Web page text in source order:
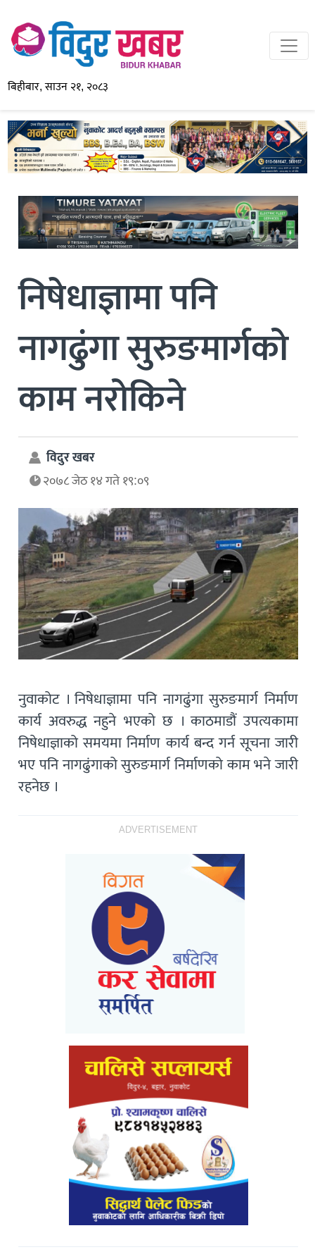
बिहीबार, साउन २१, २०८३
निषेधाज्ञामा पनि
नागढुंगा सुरुङमार्गको
काम नरोकिने
विदुर खबर
२०७८ जेठ १४ गते १९:०९
नुवाकोट । निषेधाज्ञामा पनि नागढुंगा सुरुङमार्ग निर्माण
कार्य अवरुद्ध नहुने भएको छ । काठमाडौं उपत्यकामा
निषेधाज्ञाको समयमा निर्माण कार्य बन्द गर्न सूचना जारी
भए पनि नागढुंगाको सुरुङमार्ग निर्माणको काम भने जारी
रहनेछ ।
ADVERTISEMENT